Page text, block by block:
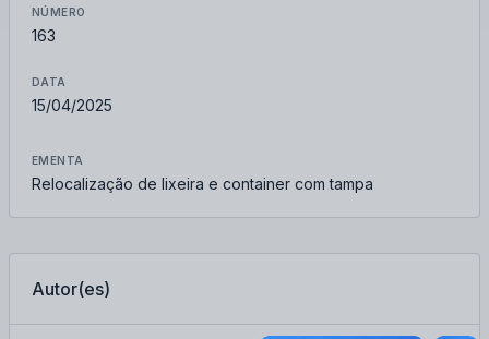
NÚMERO
163
DATA
15/04/2025
EMENTA
Relocalização de lixeira e container com tampa
Autor(es)